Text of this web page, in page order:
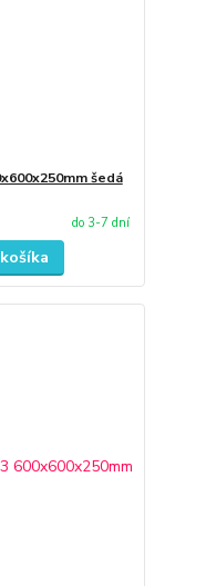
šedá
do 3-7 dní